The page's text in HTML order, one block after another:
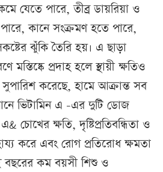
যেতে পারে, তীব্র ডায়রিয়া ও
কানে সংক্রমণ হতে পারে,
ঝুঁকি তৈরি হয়। এ ছাড়া
মস্তিষ্কে প্রদাহ হলে স্থায়ী ক্ষতিও
করেছে, হামে আক্রান্ত সব
ভিটামিন এ -এর দুটি ডোজ
চোখের ক্ষতি, দৃষ্টিপ্রতিবন্ধিতা ও
করে এবং রোগ প্রতিরোধ ক্ষমতা
বছরের কম বয়সী শিশু ও